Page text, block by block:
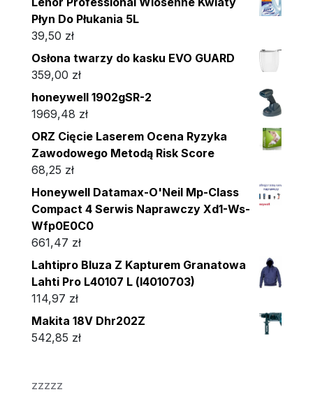
Płyn Do Płukania 5L
39,50 zł
Osłona twarzy do kasku EVO GUARD
359,00 zł
honeywell 1902gSR-2
1969,48 zł
ORZ Cięcie Laserem Ocena Ryzyka
Zawodowego Metodą Risk Score
68,25 zł
Honeywell Datamax-O'Neil Mp-Class
Compact 4 Serwis Naprawczy Xd1-Ws-
Wfp0E0C0
661,47 zł
Lahtipro Bluza Z Kapturem Granatowa
Lahti Pro L40107 L (l4010703)
114,97 zł
Makita 18V Dhr202Z
542,85 zł
zzzzz